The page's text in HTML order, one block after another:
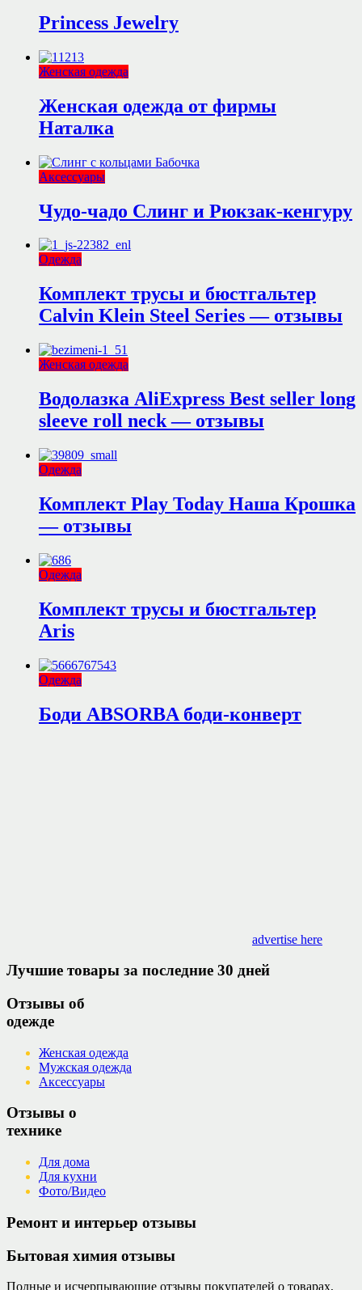
Princess Jewelry
Женская одежда
Женская одежда от фирмы
Наталка
Аксессуары
Чудо-чадо Слинг и Рюкзак-кенгуру
Одежда
Комплект трусы и бюстгальтер
Calvin Klein Steel Series — отзывы
Женская одежда
Водолазка AliExpress Best seller long
sleeve roll neck — отзывы
Одежда
Комплект Play Today Наша Крошка
— отзывы
Одежда
Комплект трусы и бюстгальтер
Aris
Одежда
Боди ABSORBA боди-конверт
advertise here
Лучшие товары за последние 30 дней
Отзывы об
одежде
Женская одежда
Мужская одежда
Аксессуары
Отзывы о
технике
Для дома
Для кухни
Фото/Видео
Ремонт и интерьер отзывы
Бытовая химия отзывы
Полные и исчерпывающие отзывы покупателей о товарах,